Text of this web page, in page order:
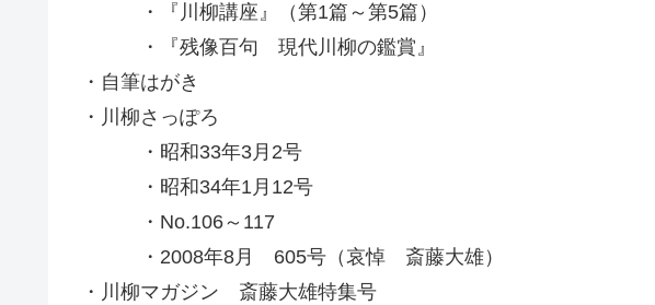
・『川柳講座』（第1篇～第5篇）
・『残像百句 現代川柳の鑑賞』
・自筆はがき
・川柳さっぽろ
・昭和33年3月2号
・昭和34年1月12号
・No.106～117
・2008年8月 605号（哀悼 斎藤大雄）
・川柳マガジン 斎藤大雄特集号